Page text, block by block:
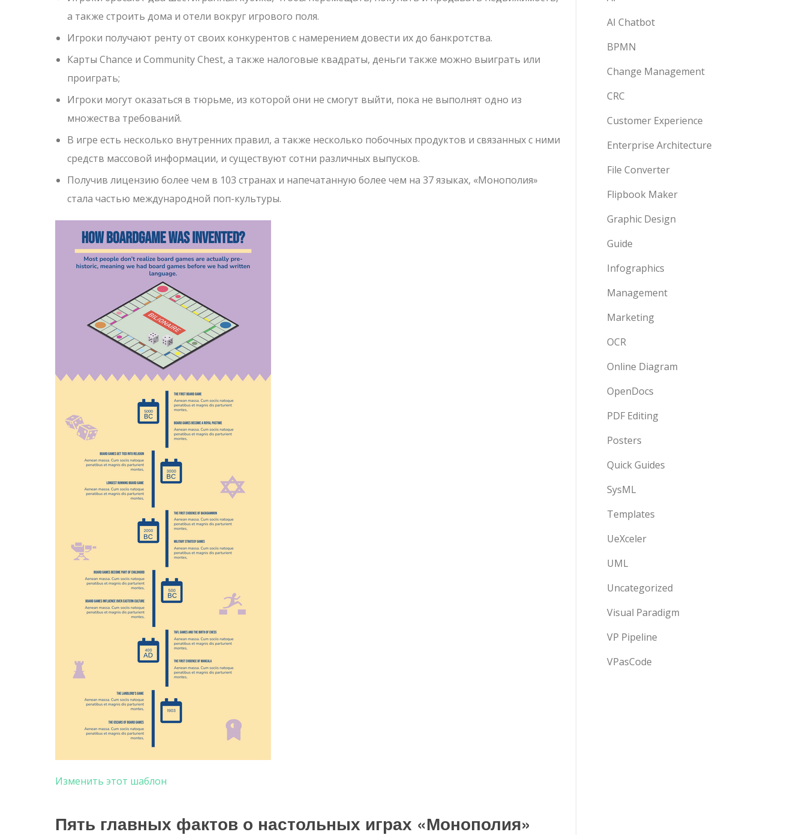
а также строить дома и отели вокруг игрового поля.
Игроки получают ренту от своих конкурентов с намерением довести их до банкротства.
Карты Chance и Community Chest, а также налоговые квадраты, деньги также можно выиграть или
проиграть;
Игроки могут оказаться в тюрьме, из которой они не смогут выйти, пока не выполнят одно из
множества требований.
В игре есть несколько внутренних правил, а также несколько побочных продуктов и связанных с ними
средств массовой информации, и существуют сотни различных выпусков.
Получив лицензию более чем в 103 странах и напечатанную более чем на 37 языках, «Монополия»
стала частью международной поп-культуры.
Изменить этот шаблон
Пять главных фактов о настольных играх «Монополия»
AI Chatbot
BPMN
Change Management
CRC
Customer Experience
Enterprise Architecture
File Converter
Flipbook Maker
Graphic Design
Guide
Infographics
Management
Marketing
OCR
Online Diagram
OpenDocs
PDF Editing
Posters
Quick Guides
SysML
Templates
UeXceler
UML
Uncategorized
Visual Paradigm
VP Pipeline
VPasCode